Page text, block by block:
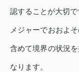
認することが大切で
メジャーでおおよ
含めて境界の状況
なります。